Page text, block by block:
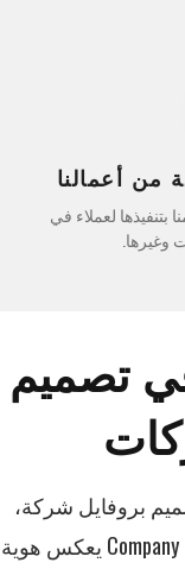
من أعمالنا
بتنفيذها لعملاء في
وغيرها.
تصميم
بروفايل شركة،
ونماذج جاهزة، وأفضل طرق إعداد Company Profile يعكس هوية